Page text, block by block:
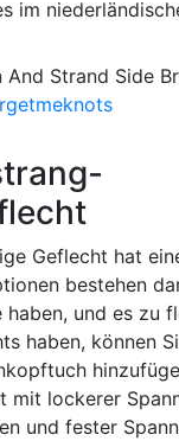
im
Geflecht hat
bestehen
haben, und es zu
haben, können
mit lockerer
und fester